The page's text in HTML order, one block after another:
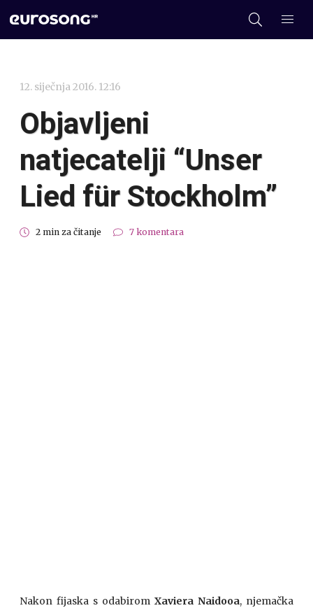
12. siječnja 2016. 12:16
Objavljeni
natjecatelji “Unser
Lied für Stockholm”
2 min za čitanje 7 komentara
Nakon fijaska s odabirom Xaviera Naidooa, njemačka